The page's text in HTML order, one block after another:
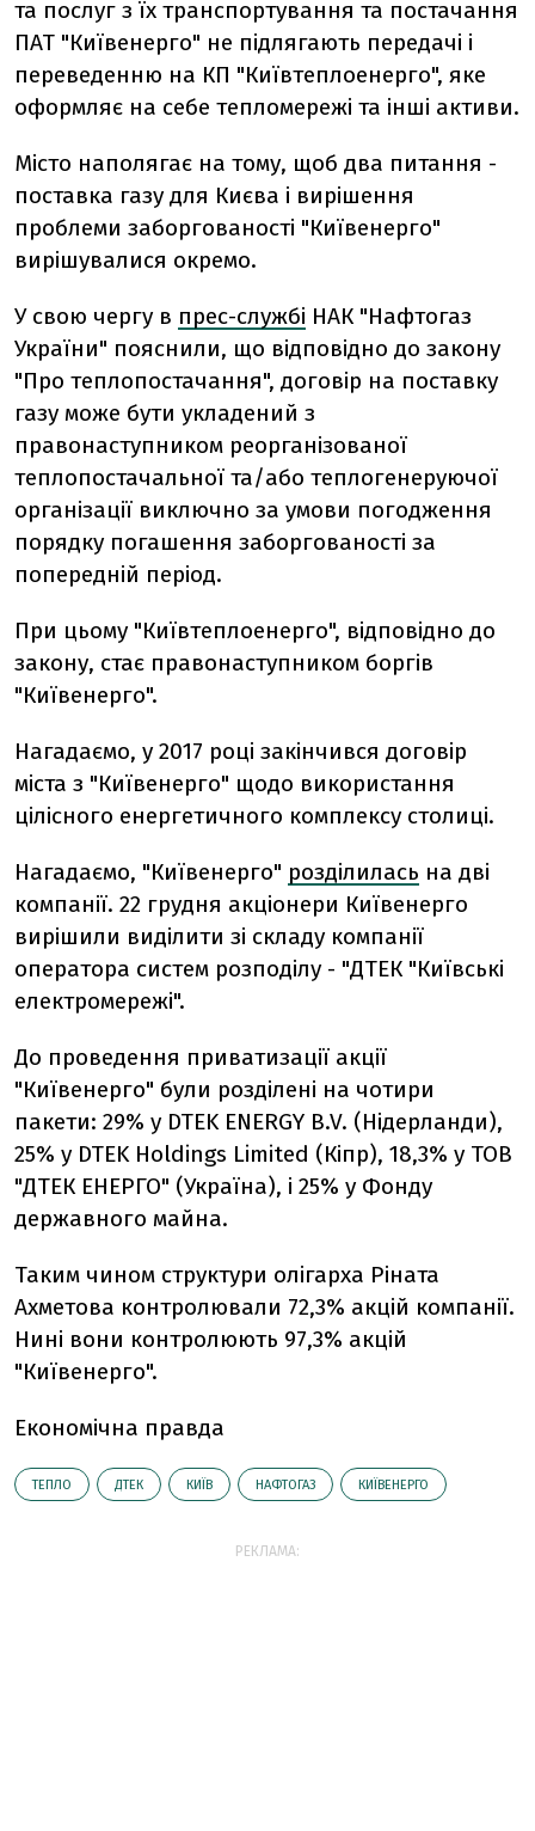
та послуг з їх транспортування та постачання
ПАТ "Київенерго" не підлягають передачі і
переведенню на КП "Київтеплоенерго", яке
оформляє на себе тепломережі та інші активи.
Місто наполягає на тому, щоб два питання -
поставка газу для Києва і вирішення
проблеми заборгованості "Київенерго"
вирішувалися окремо.
У свою чергу в прес-службі НАК "Нафтогаз
України" пояснили, що відповідно до закону
"Про теплопостачання", договір на поставку
газу може бути укладений з
правонаступником реорганізованої
теплопостачальної та/або теплогенеруючої
організації виключно за умови погодження
порядку погашення заборгованості за
попередній період.
При цьому "Київтеплоенерго", відповідно до
закону, стає правонаступником боргів
"Київенерго".
Нагадаємо, у 2017 році закінчився договір
міста з "Київенерго" щодо використання
цілісного енергетичного комплексу столиці.
Нагадаємо, "Київенерго" розділилась на дві
компанії. 22 грудня акціонери Київенерго
вирішили виділити зі складу компанії
оператора систем розподілу - "ДТЕК "Київські
електромережі".
До проведення приватизації акції
"Київенерго" були розділені на чотири
пакети: 29% у DTEK ENERGY B.V. (Нідерланди),
25% у DTEK Holdings Limited (Кіпр), 18,3% у ТОВ
"ДТЕК ЕНЕРГО" (Україна), і 25% у Фонду
державного майна.
Таким чином структури олігарха Ріната
Ахметова контролювали 72,3% акцій компанії.
Нині вони контролюють 97,3% акцій
"Київенерго".
Економічна правда
ТЕПЛО ДТЕК КИЇВ НАФТОГАЗ КИЇВЕНЕРГО
РЕКЛАМА: